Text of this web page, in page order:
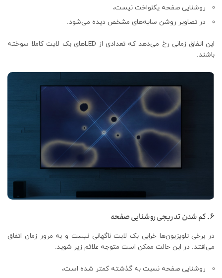
روشنایی صفحه یکنواخت نیست،
در تصاویر روشن سایه‌های مشخص دیده می‌شود.
این اتفاق زمانی رخ می‌دهد که تعدادی از LEDهای بک لایت کاملا سوخته
باشند.
۶. کم شدن تدریجی روشنایی صفحه
در برخی تلویزیون‌ها خرابی بک لایت ناگهانی نیست و به مرور زمان اتفاق
می‌افتد. در این حالت ممکن است متوجه علائم زیر شوید:
روشنایی صفحه نسبت به گذشته کمتر شده است،